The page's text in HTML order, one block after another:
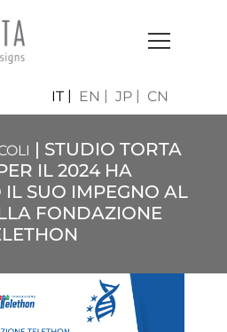
IT EN JP CN
| STUDIO TORTA
IL 2024 HA
IL SUO IMPEGNO AL
FONDAZIONE